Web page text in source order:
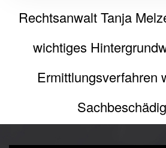
Rechtsanwalt Tanja
wichtiges
Ermittlungsverfahren